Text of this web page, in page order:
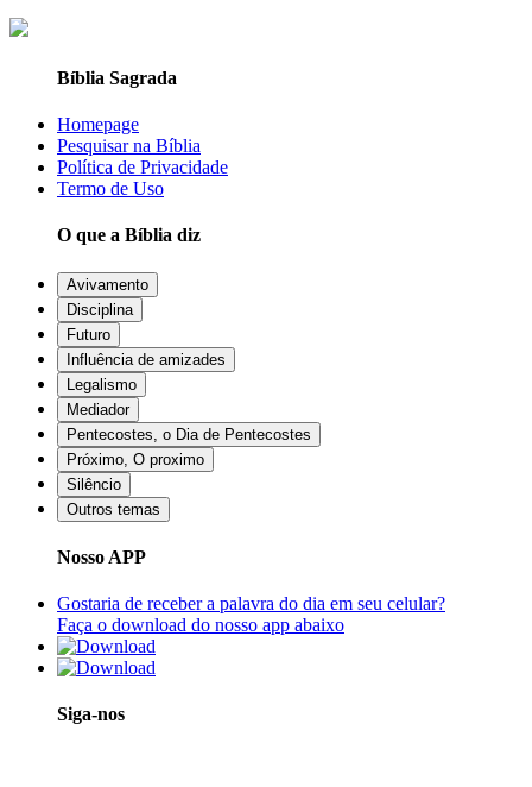
Bíblia Sagrada
Homepage
Pesquisar na Bíblia
Política de Privacidade
Termo de Uso
O que a Bíblia diz
Avivamento
Disciplina
Futuro
Influência de amizades
Legalismo
Mediador
Pentecostes, o Dia de Pentecostes
Próximo, O proximo
Silêncio
Outros temas
Nosso APP
Gostaria de receber a palavra do dia em seu celular?
Faça o download do nosso app abaixo
Siga-nos